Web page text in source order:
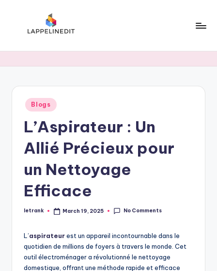
Posted
in
Blogs
L’Aspirateur : Un
Allié Précieux pour
un Nettoyage
Efficace
Posted
letrank March 19, 2025 No Comments
L’aspirateurest un appareil incontournable dans le
quotidien de millions de foyers à travers le monde. Cet
outil électroménager a révolutionné le nettoyage
domestique, offrant une méthode rapide et efficace